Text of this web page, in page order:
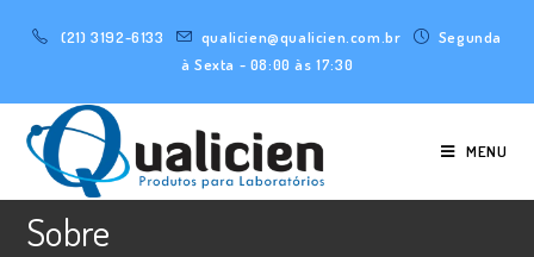
(21) 3192-6133 qualicien@qualicien.com.br
Segunda
à Sexta - 08:00 às 17:30
MENU
Sobre